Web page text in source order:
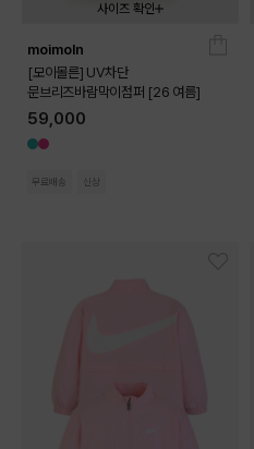
사이즈 확인
090
moimoln
[모이몰른] UV차단
문브리즈바람막이점퍼 [26 여름]
59,000
무료배송 신상